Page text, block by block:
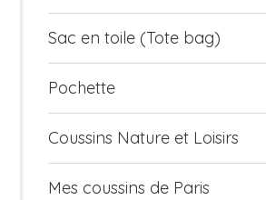
Sac en toile (Tote bag)
Pochette
Coussins Nature et Loisirs
Mes coussins de Paris